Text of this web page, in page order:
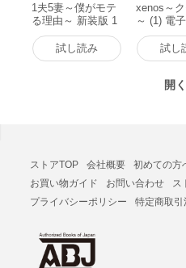
1夫5妻～僕がモテ
る理由～ 新装版 1
電子書籍版
試し読み
xenos～
～ (1) 電
試し
ストアTOP 会社概要 初めての方
お買い物ガイド
お問い合わせ
ス
プライバシーポリシー
特定商取